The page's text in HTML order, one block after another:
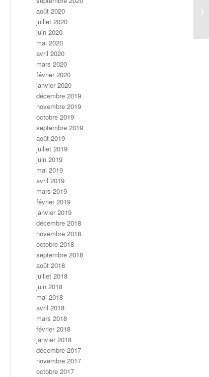
août 2020
juillet 2020
juin 2020
mai 2020
avril 2020
mars 2020
février 2020
janvier 2020
décembre 2019
novembre 2019
octobre 2019
septembre 2019
août 2019
juillet 2019
juin 2019
mai 2019
avril 2019
mars 2019
février 2019
janvier 2019
décembre 2018
novembre 2018
octobre 2018
septembre 2018
août 2018
juillet 2018
juin 2018
mai 2018
avril 2018
mars 2018
février 2018
janvier 2018
décembre 2017
novembre 2017
octobre 2017